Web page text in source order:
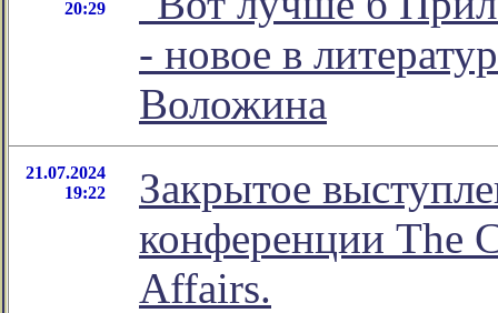
20:29
- новое в
Воложина
21.07.2024
19:22
Закрытое
конференции The
Affairs.